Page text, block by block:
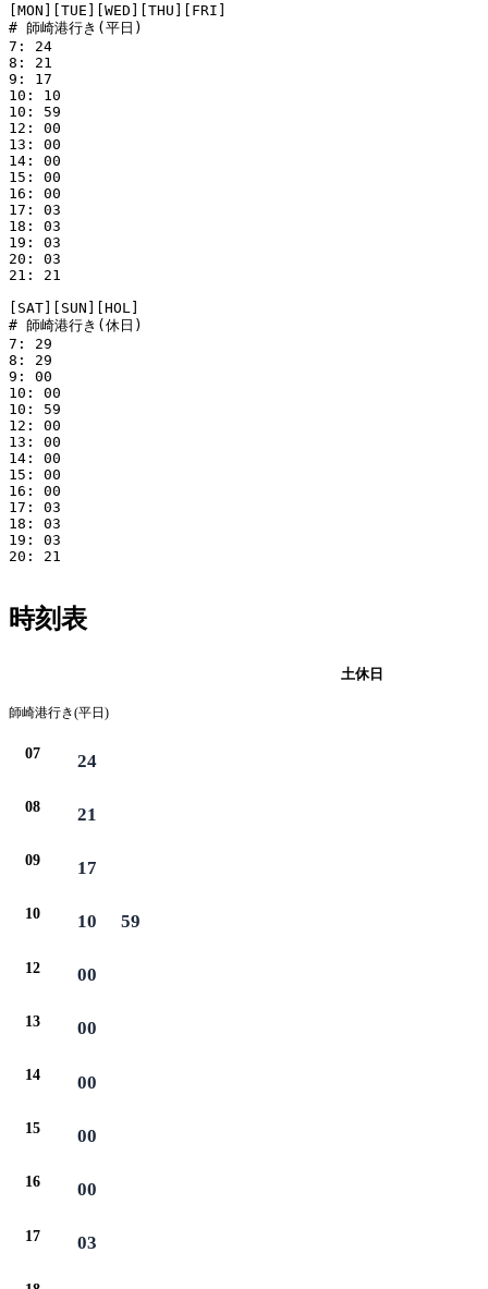
[MON][TUE][WED][THU][FRI]
# 師崎港行き(平日)
7: 24
8: 21
9: 17
10: 10
10: 59
12: 00
13: 00
14: 00
15: 00
16: 00
17: 03
18: 03
19: 03
20: 03
21: 21
[SAT][SUN][HOL]
# 師崎港行き(休日)
7: 29
8: 29
9: 00
10: 00
10: 59
12: 00
13: 00
14: 00
15: 00
16: 00
17: 03
18: 03
19: 03
20: 21
時刻表
土休日
師崎港行き(平日)
07 24
08 21
09 17
10 10 59
12 00
13 00
14 00
15 00
16 00
17 03